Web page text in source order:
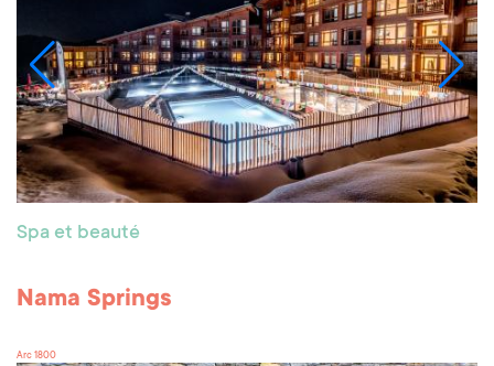
Spa et beauté
Nama Springs
Arc 1800